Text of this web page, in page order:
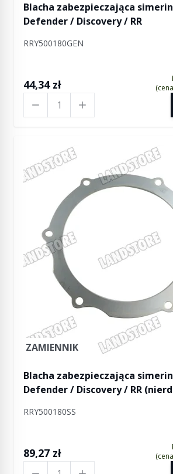
Blacha zabezpieczająca
Defender / Discovery / RR
RRY500180GEN
44,34 zł
ZAMIENNIK
Blacha zabezpieczająca
Defender / Discovery / RR
RRY500180SS
89,27 zł